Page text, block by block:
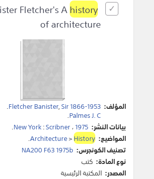
history
of architecture
المؤلف: Fletcher Banister,Sir 1866-1953
.
Palmes J. C
.
بيانات النشر:
New York:Scribner،1975
.
المواضيع:
Architecture>History
.
تصنيف الكونجرس: NA200 F63 1975b
نوع المادة: كتب
المصدر: المكتبة الرئيسية